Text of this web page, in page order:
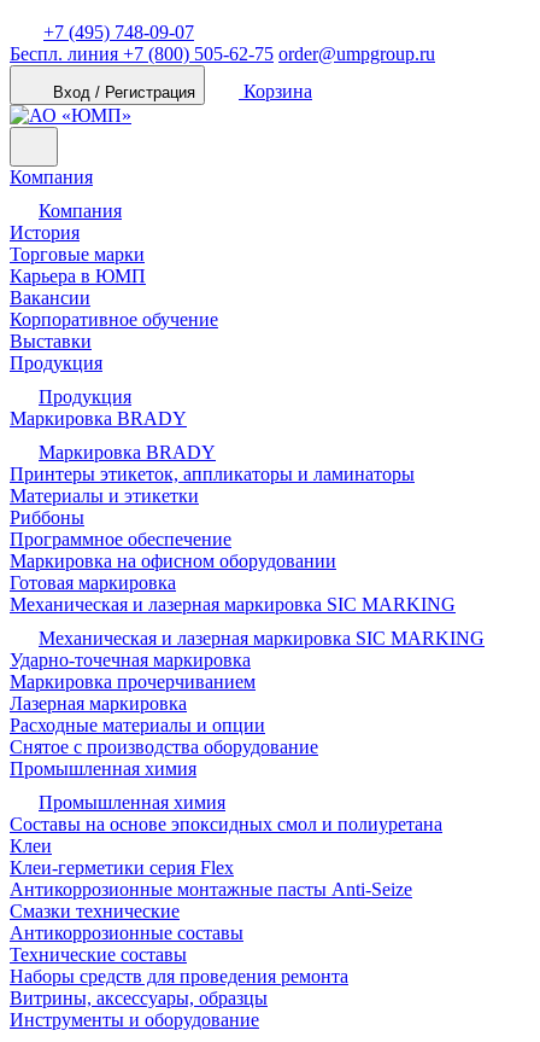
+7 (495) 748-09-07
Беспл. линия +7 (800) 505-62-75 order@umpgroup.ru
Вход / Регистрация Корзина
Компания
Компания
История
Торговые марки
Карьера в ЮМП
Вакансии
Корпоративное обучение
Выставки
Продукция
Продукция
Маркировка BRADY
Маркировка BRADY
Принтеры этикеток, аппликаторы и ламинаторы
Материалы и этикетки
Риббоны
Программное обеспечение
Маркировка на офисном оборудовании
Готовая маркировка
Механическая и лазерная маркировка SIC MARKING
Механическая и лазерная маркировка SIC MARKING
Ударно-точечная маркировка
Маркировка прочерчиванием
Лазерная маркировка
Расходные материалы и опции
Снятое с производства оборудование
Промышленная химия
Промышленная химия
Составы на основе эпоксидных смол и полиуретана
Клеи
Клеи-герметики серия Flex
Антикоррозионные монтажные пасты Anti-Seize
Смазки технические
Антикоррозионные составы
Технические составы
Наборы средств для проведения ремонта
Витрины, аксессуары, образцы
Инструменты и оборудование